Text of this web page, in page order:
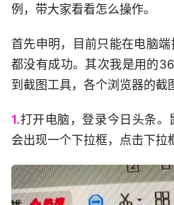
例，带大家看看怎么操作。
首先申明，目前只能在电脑端
都没有成功。其次我是用的
到截图工具，各个浏览器的截
1.打开电脑，登录今日头条。
会出现一个下拉框，点击下拉